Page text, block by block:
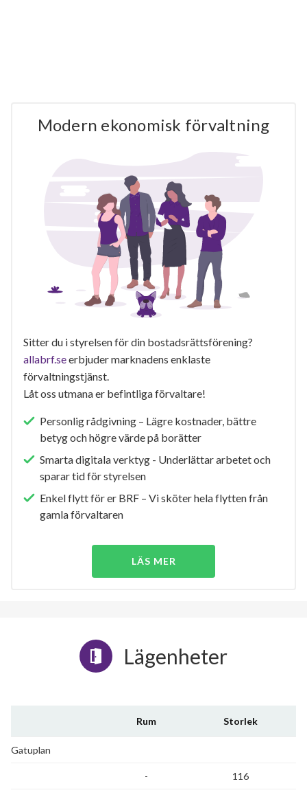
Modern ekonomisk förvaltning
Sitter du i styrelsen för din bostadsrättsförening?
allabrf.seerbjuder marknadens enklaste
förvaltningstjänst.
Låt oss utmana er befintliga förvaltare!
Personlig rådgivning – Lägre kostnader, bättre
betyg och högre värde på borätter
Smarta digitala verktyg - Underlättar arbetet och
sparar tid för styrelsen
Enkel flytt för er BRF – Vi sköter hela flytten från
gamla förvaltaren
LÄS MER
Lägenheter
Rum Storlek
Gatuplan
- 116